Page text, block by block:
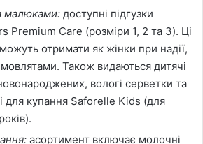
малюками: доступні підгузки
Premium Care (розміри 1, 2 та 3). Ці
можуть отримати як жінки при надії,
Також видаються дитячі
вологі серветки та
для купання Saforelle Kids (для
асортимент включає молочні